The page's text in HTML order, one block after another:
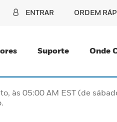
ENTRAR ORDEM
Suporte Onde
às 05:00 AM EST (de